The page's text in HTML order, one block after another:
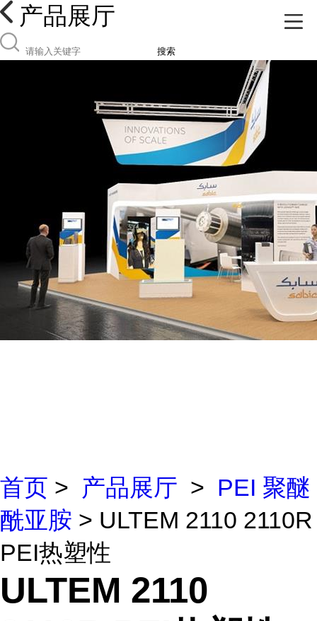
产品展厅
搜索
首页 > 产品展厅 > PEI 聚醚
酰亚胺 > ULTEM 2110 2110R
PEI热塑性
ULTEM 2110